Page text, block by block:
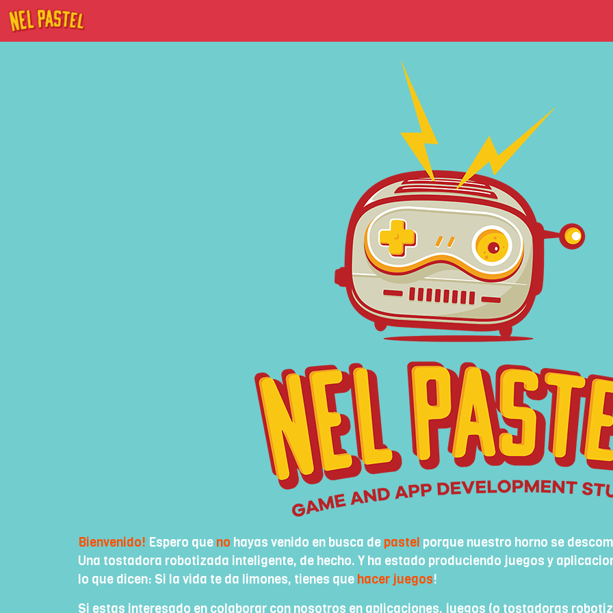
Bienvenido! Espero que no hayas venido en busca de pastel porque nuestro horno se
Una tostadora robotizada inteligente, de hecho. Y ha estado produciendo juegos y
lo que dicen: Si la vida te da limones, tienes que hacer juegos!
Si estas interesado en colaborar con nosotros en aplicaciones, juegos (o tostadoras